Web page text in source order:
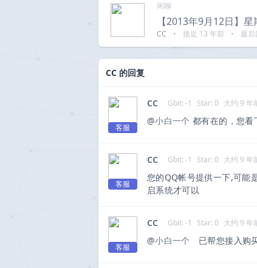
闲聊
【2013年9月12日】
CC • 接近 13 年前 • 最后
CC 的回复
客服
CC Gbit: -1 Star: 0 大约 9 年
@小白一个 都有在的，您看
客服
CC Gbit: -1 Star: 0 大约 9 年
您的QQ帐号提供一下,可能
启系统才可以
客服
CC Gbit: -1 Star: 0 大约 9 年
@小白一个 已帮您接入购